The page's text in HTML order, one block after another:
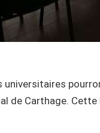
de Carthage.